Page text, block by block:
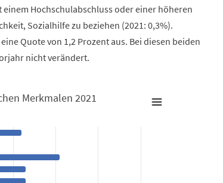
Hochschulabschluss oder einer höheren
Sozialhilfe zu beziehen (2021: 0,3%).
Quote von 1,2 Prozent aus. Bei diesen beiden
nicht verändert.
Merkmalen 2021